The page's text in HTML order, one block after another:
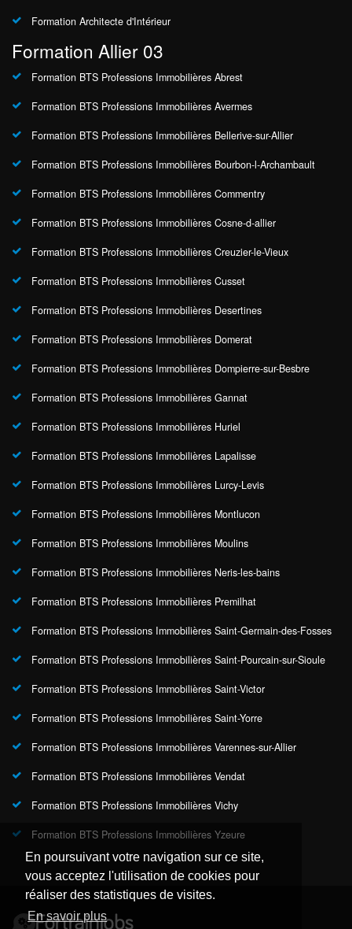
En poursuivant votre navigation sur ce site,
vous acceptez l'utilisation de cookies pour
réaliser des statistiques de visites.
En savoir plus
Formation Architecte d'Intérieur
Formation Allier 03
Formation BTS Professions Immobilières Abrest
Formation BTS Professions Immobilières Avermes
Formation BTS Professions Immobilières Bellerive-sur-Allier
Formation BTS Professions Immobilières Bourbon-l-Archambault
Formation BTS Professions Immobilières Commentry
Formation BTS Professions Immobilières Cosne-d-allier
Formation BTS Professions Immobilières Creuzier-le-Vieux
Formation BTS Professions Immobilières Cusset
Formation BTS Professions Immobilières Desertines
Formation BTS Professions Immobilières Domerat
Formation BTS Professions Immobilières Dompierre-sur-Besbre
Formation BTS Professions Immobilières Gannat
Formation BTS Professions Immobilières Huriel
Formation BTS Professions Immobilières Lapalisse
Formation BTS Professions Immobilières Lurcy-Levis
Formation BTS Professions Immobilières Montlucon
Formation BTS Professions Immobilières Moulins
Formation BTS Professions Immobilières Neris-les-bains
Formation BTS Professions Immobilières Premilhat
Formation BTS Professions Immobilières Saint-Germain-des-Fosses
Formation BTS Professions Immobilières Saint-Pourcain-sur-Sioule
Formation BTS Professions Immobilières Saint-Victor
Formation BTS Professions Immobilières Saint-Yorre
Formation BTS Professions Immobilières Varennes-sur-Allier
Formation BTS Professions Immobilières Vendat
Formation BTS Professions Immobilières Vichy
Formation BTS Professions Immobilières Yzeure